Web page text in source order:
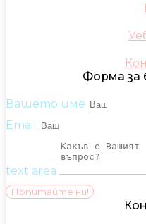
Форма за
Вашето име
Email
text area
Попитайте ни!